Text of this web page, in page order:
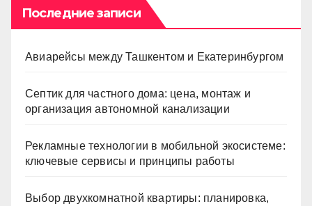
Последние записи
Авиарейсы между Ташкентом и Екатеринбургом
Септик для частного дома: цена, монтаж и
организация автономной канализации
Рекламные технологии в мобильной экосистеме:
ключевые сервисы и принципы работы
Выбор двухкомнатной квартиры: планировка,